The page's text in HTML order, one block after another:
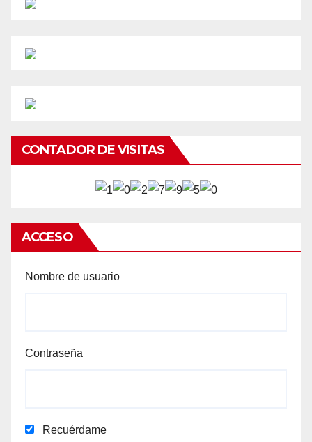
CONTADOR DE VISITAS
ACCESO
Nombre de usuario
Contraseña
Recuérdame